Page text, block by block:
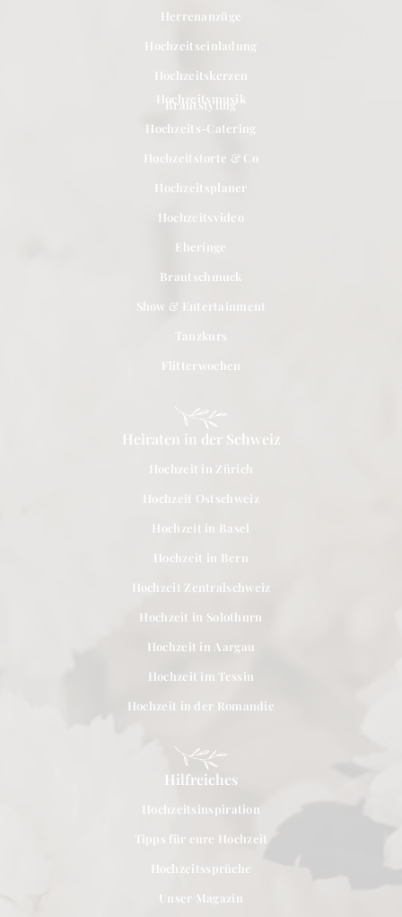
Herrenanzüge
Hochzeitseinladung
Hochzeitskerzen
Brautstyling
Hochzeitsmusik
Hochzeits-Catering
Hochzeitstorte & Co
Hochzeitsplaner
Hochzeitsvideo
Eheringe
Brautschmuck
Show & Entertainment
Tanzkurs
Flitterwochen
Heiraten in der Schweiz
Hochzeit in Zürich
Hochzeit Ostschweiz
Hochzeit in Basel
Hochzeit in Bern
Hochzeit Zentralschweiz
Hochzeit in Solothurn
Hochzeit in Aargau
Hochzeit im Tessin
Hochzeit in der Romandie
Hilfreiches
Hochzeitsinspiration
Tipps für eure Hochzeit
Hochzeitssprüche
Unser Magazin